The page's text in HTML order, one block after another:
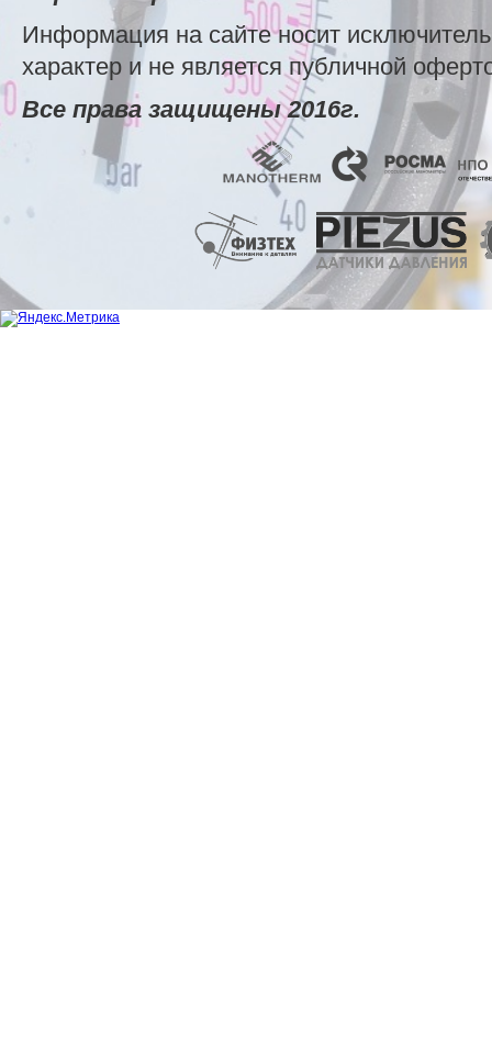
Информация на сайте носит
характер и не является публичной
Все права защищены 2016г.